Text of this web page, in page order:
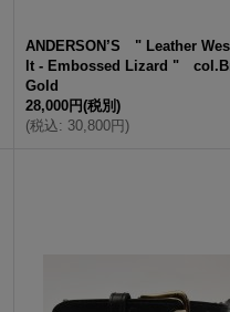
ANDERSON’S " Leather
lt - Embossed Lizard "
Gold
28,000円(税別)
(税込: 30,800円)